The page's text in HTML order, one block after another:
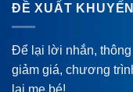
ĐỀ XUẤT
Để lại lời nhắn,
giảm giá, chương